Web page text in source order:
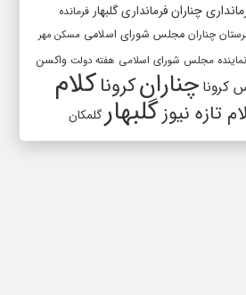
چنارانفرمانداری گلبهار فرمانده
چناران مجلس شورای اسلامی مسکن مهر
نماینده مجلس شورای اسلامی هفته دولت واکسن
کرونا چنارانکروناکلام
تازه نیوزگلبهارگلمکان